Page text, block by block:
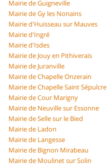
Mairie de Guigneville
Mairie de Gy les Nonains
Mairie d'Huisseau sur Mauves
Mairie d'Ingré
Mairie d'Isdes
Mairie de Jouy en Pithiverais
Mairie de Juranville
Mairie de Chapelle Onzerain
Mairie de Chapelle Saint Sépulcre
Mairie de Cour Marigny
Mairie de Neuville sur Essonne
Mairie de Selle sur le Bied
Mairie de Ladon
Mairie de Langesse
Mairie de Bignon Mirabeau
Mairie de Moulinet sur Solin